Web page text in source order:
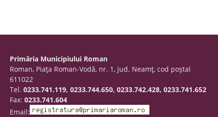
Primăria Municipiului Roman
Roman, Piaţa Roman-Vodă, nr. 1, jud. Neamţ, cod poştal
611022
Tel. 0233.741.119, 0233.744.650, 0233.742.428, 0233.741.652
Fax: 0233.741.604
Email: